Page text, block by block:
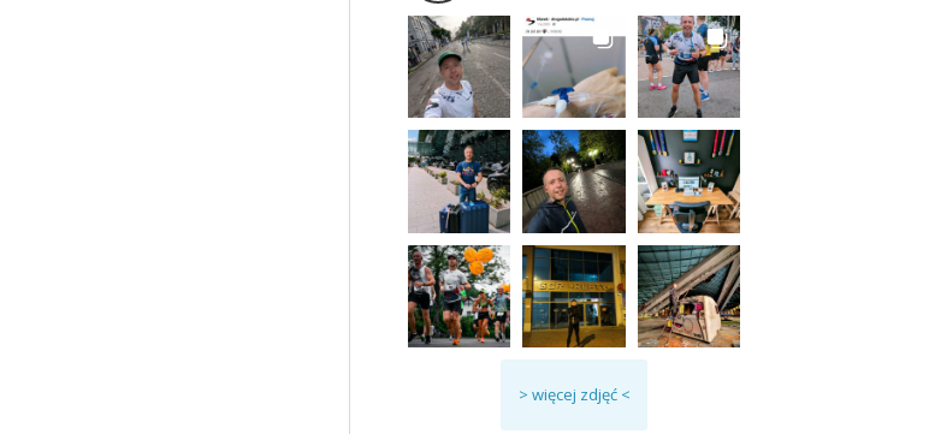
> więcej zdjęć <